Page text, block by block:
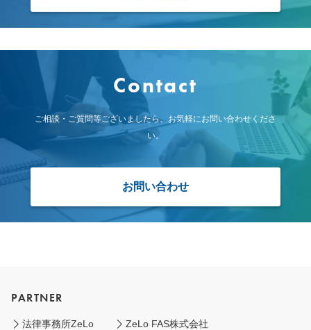
Contact
ご相談・ご質問等ございましたら、お気軽にお問い合わせくださ
い。
お問い合わせ
PARTNER
法律事務所ZeLo ZeLo FAS株式会社